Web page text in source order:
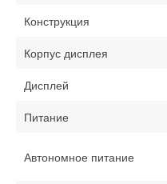
Конструкция
Корпус дисплея
Дисплей
Питание
Автономное питание